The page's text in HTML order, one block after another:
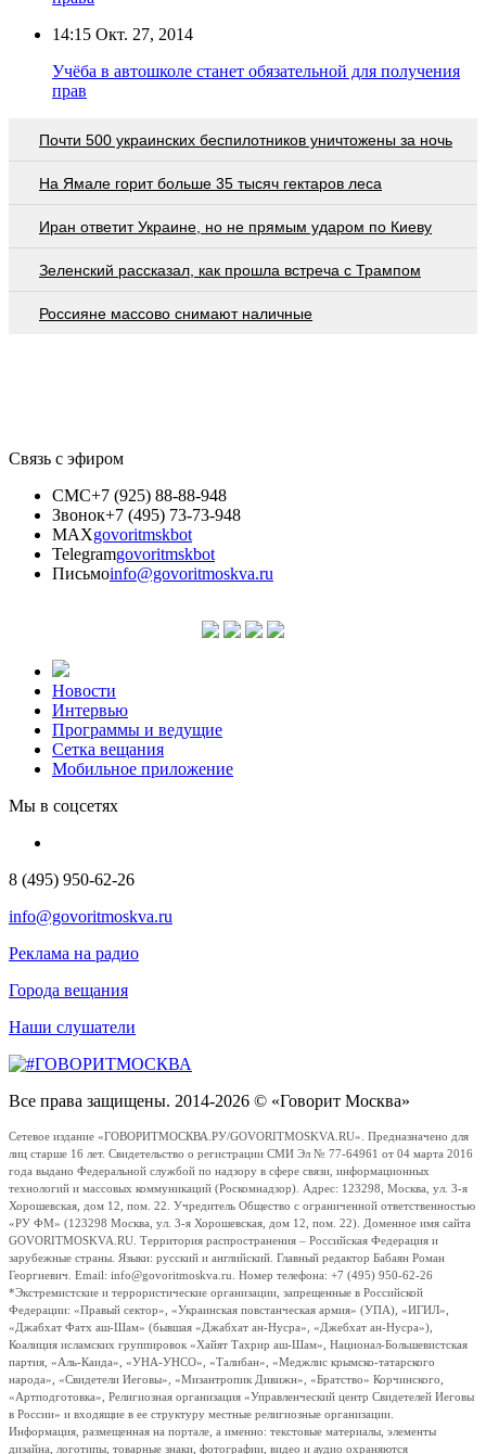
14:15 Окт. 27, 2014
Учёба в автошколе станет обязательной для получения
прав
Почти 500 украинских беспилотников уничтожены за ночь
На Ямале горит больше 35 тысяч гектаров леса
Иран ответит Украине, но не прямым ударом по Киеву
Зеленский рассказал, как прошла встреча с Трампом
Россияне массово снимают наличные
Связь с эфиром
СМС+7 (925) 88-88-948
Звонок+7 (495) 73-73-948
MAXgovoritmskbot
Telegramgovoritmskbot
Письмоinfo@govoritmoskva.ru
Новости
Интервью
Программы и ведущие
Сетка вещания
Мобильное приложение
Мы в соцсетях
8 (495) 950-62-26
info@govoritmoskva.ru
Реклама на радио
Города вещания
Наши слушатели
Все права защищены. 2014-2026 © «Говорит Москва»
Сетевое издание «ГОВОРИТМОСКВА.РУ/GOVORITMOSKVA.RU». Предназначено для
лиц старше 16 лет. Свидетельство о регистрации СМИ Эл № 77-64961 от 04 марта 2016
года выдано Федеральной службой по надзору в сфере связи, информационных
технологий и массовых коммуникаций (Роскомнадзор). Адрес: 123298, Москва, ул. 3-я
Хорошевская, дом 12, пом. 22. Учредитель Общество с ограниченной ответственностью
«РУ ФМ» (123298 Москва, ул. 3-я Хорошевская, дом 12, пом. 22). Доменное имя сайта
GOVORITMOSKVA.RU. Территория распространения – Российская Федерация и
зарубежные страны. Языки: русский и английский. Главный редактор Бабаян Роман
Георгиевич. Email: info@govoritmoskva.ru. Номер телефона: +7 (495) 950-62-26
*Экстремистские и террористические организации, запрещенные в Российской
Федерации: «Правый сектор», «Украинская повстанческая армия» (УПА), «ИГИЛ»,
«Джабхат Фатх аш-Шам» (бывшая «Джабхат ан-Нусра», «Джебхат ан-Нусра»),
Коалиция исламских группировок «Хайят Тахрир аш-Шам», Национал-Большевистская
партия, «Аль-Каида», «УНА-УНСО», «Талибан», «Меджлис крымско-татарского
народа», «Свидетели Иеговы», «Мизантропик Дивижн», «Братство» Корчинского,
«Артподготовка», Религиозная организация «Управленческий центр Свидетелей Иеговы
в России» и входящие в ее структуру местные религиозные организации.
Информация, размещенная на портале, а именно: текстовые материалы, элементы
дизайна, логотипы, товарные знаки, фотографии, видео и аудио охраняются